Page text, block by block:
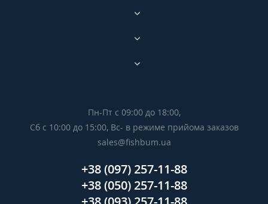
Пн-Пт с 09:00 до 18:00,
Сб с 10:00 до 15:00, Вс- в режиме прийома заказов
sales@fishbum.ua
+38 (097) 257-11-88
+38 (050) 257-11-88